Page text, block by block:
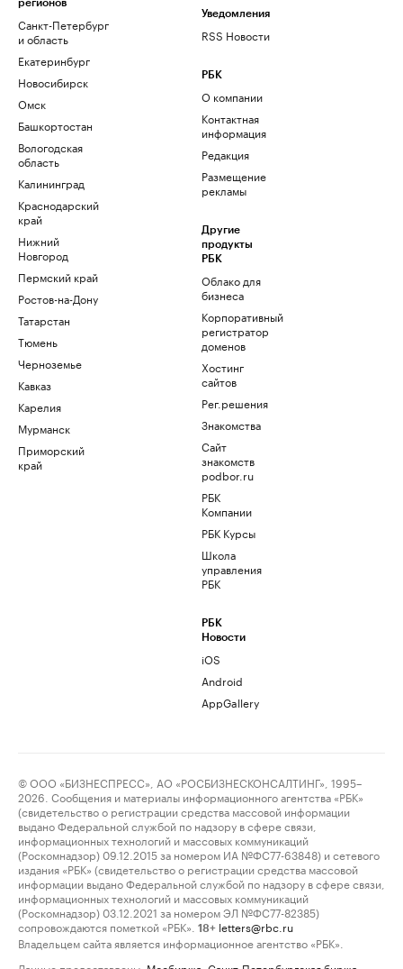
регионов
Санкт-Петербург
и область
Екатеринбург
Новосибирск
Омск
Башкортостан
Вологодская
область
Калининград
Краснодарский
край
Нижний
Новгород
Пермский край
Ростов-на-Дону
Татарстан
Тюмень
Черноземье
Кавказ
Карелия
Мурманск
Приморский
край
Уведомления
RSS Новости
РБК
О компании
Контактная
информация
Редакция
Размещение
рекламы
Другие
продукты
РБК
Облако для
бизнеса
Корпоративный
регистратор
доменов
Хостинг
сайтов
Рег.решения
Знакомства
Сайт
знакомств
podbor.ru
РБК
Компании
РБК Курсы
Школа
управления
РБК
РБК
Новости
iOS
Android
AppGallery
© ООО «БИЗНЕСПРЕСС», АО «РОСБИЗНЕСКОНСАЛТИНГ», 1995–
2026. Сообщения и материалы информационного агентства «РБК»
(свидетельство о регистрации средства массовой информации
выдано Федеральной службой по надзору в сфере связи,
информационных технологий и массовых коммуникаций
(Роскомнадзор) 09.12.2015 за номером ИА №ФС77-63848) и сетевого
издания «РБК» (свидетельство о регистрации средства массовой
информации выдано Федеральной службой по надзору в сфере связи,
информационных технологий и массовых коммуникаций
(Роскомнадзор) 03.12.2021 за номером ЭЛ №ФС77-82385)
сопровождаются пометкой «РБК».
18+ letters@rbc.ru
Владельцем сайта является информационное агентство «РБК».